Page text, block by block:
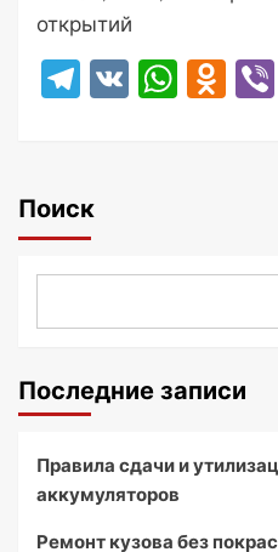
открытий
Telegram
VK
Поиск
Последние записи
Правила сдачи и
аккумуляторов
Ремонт кузова без